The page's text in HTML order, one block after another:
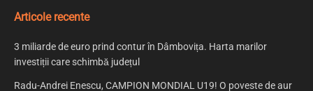
Articole recente
3 miliarde de euro prind contur în Dâmbovița. Harta marilor
investiții care schimbă județul
Radu-Andrei Enescu, CAMPION MONDIAL U19! O poveste de aur